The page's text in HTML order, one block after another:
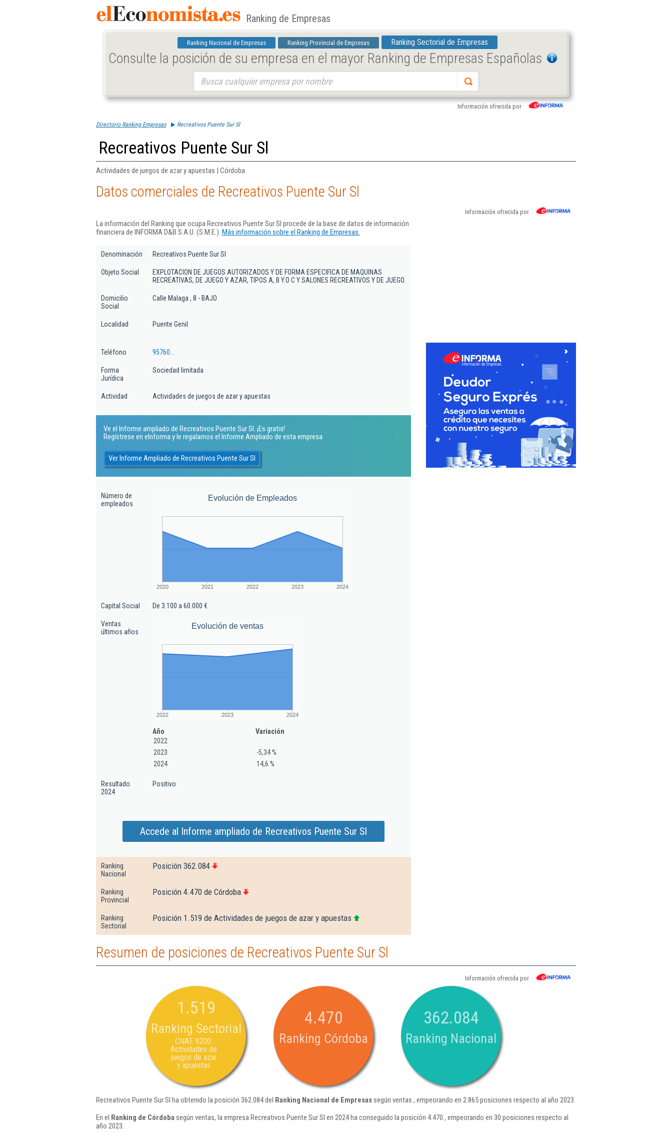
Ranking de Empresas
Ranking Nacional de Empresas Ranking Provincial de Empresas Ranking Sectorial de Empresas
Consulte la posición de su empresa en el mayor Ranking de Empresas Españolas
Información ofrecida por
Directorio Ranking Empresas Recreativos Puente Sur Sl
Recreativos Puente Sur Sl
Actividades de juegos de azar y apuestas | Córdoba
Datos comerciales de Recreativos Puente Sur Sl
Información ofrecida por
La información del Ranking que ocupa Recreativos Puente Sur Sl procede de la base de datos de información
financiera de INFORMA D&B S.A.U. (S.M.E.). Más información sobre el Ranking de Empresas.
Denominación Recreativos Puente Sur Sl
Objeto Social
EXPLOTACION DE JUEGOS AUTORIZADOS Y DE FORMA ESPECIFICA DE MAQUINAS
RECREATIVAS, DE JUEGO Y AZAR, TIPOS A, B Y.O C Y SALONES RECREATIVOS Y DE JUEGO.
Domicilio
Social
Calle Malaga , 8 - BAJO
Localidad Puente Genil
Teléfono 95760...
Forma
Jurídica
Sociedad limitada
Actividad Actividades de juegos de azar y apuestas
Ve el Informe ampliado de Recreativos Puente Sur Sl. ¡Es gratis!
Regístrese en eInforma y le regalamos el Informe Ampliado de esta empresa
Ver Informe Ampliado de Recreativos Puente Sur Sl
Número de
empleados
Evolución de Empleados
2020 2021 2022 2023 2024
Capital Social De 3.100 a 60.000 €
Ventas
últimos años
Evolución de ventas
2022 2023 2024
Año
Variación
2022
2023
-5,34 %
2024
14,6 %
Resultado
2024
Positivo
Accede al Informe ampliado de Recreativos Puente Sur Sl
Ranking
Nacional
Posición 362.084
Ranking
Provincial
Posición 4.470 de Córdoba
Ranking
Sectorial
Posición 1.519 de Actividades de juegos de azar y apuestas
Resumen de posiciones de Recreativos Puente Sur Sl
Información ofrecida por
1.519
Ranking Sectorial
CNAE 9200:
Actividades de
juegos de azar
y apuestas
4.470
Ranking Córdoba
362.084
Ranking Nacional
Recreativos Puente Sur Sl ha obtenido la posición 362.084 del Ranking Nacional de Empresassegún ventas , empeorando en 2.865 posiciones respecto al año 2023.
En el Ranking de Córdoba según ventas, la empresa Recreativos Puente Sur Sl en 2024 ha conseguido la posición 4.470 , empeorando en 30 posiciones respecto al
año 2023.